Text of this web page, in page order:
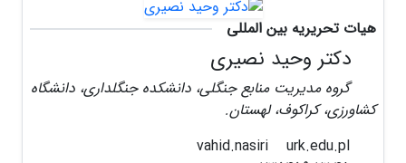
هیات تحریریه بین المللی
دکتر وحید نصیری
گروه مدیریت منابع جنگلی، دانشکده جنگلداری، دانشگاه
کشاورزی، کراکوف، لهستان.
urk.edu.pl